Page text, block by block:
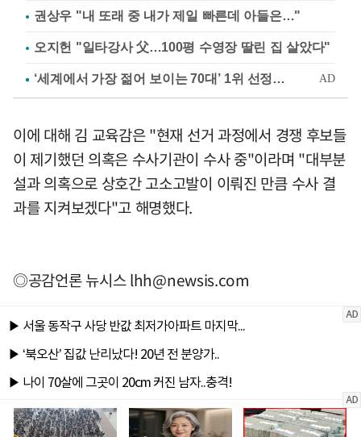
권상우 "내 또래 중 내가 제일 빠른데 아들은…"
오지헌 "일타강사 父…100평 수영장 딸린 집 살았다"
이에 대해 김 교육감은 "현재 선거 과정에서 경쟁 후보들
이 제기했던 의혹은 수사기관이 수사 중"이라며 "대부분
설과 의혹으로 상호간 고소고발이 이뤄진 만큼 수사 결
과를 지켜보겠다"고 해명했다.
◎공감언론 뉴시스lhh@newsis.com